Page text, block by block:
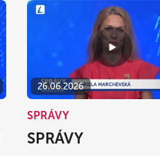
26.06.2026
SPRÁVY
SPRÁVY